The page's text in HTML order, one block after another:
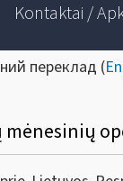
Kontaktai /
переклад (